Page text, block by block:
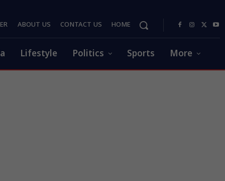
ABOUT US CONTACT US HOME
Lifestyle Politics Sports More